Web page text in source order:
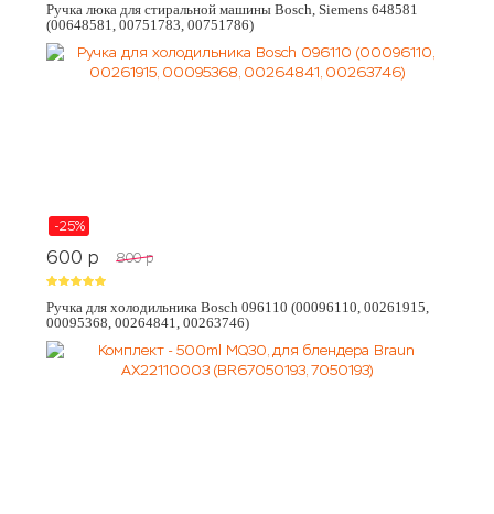
Ручка люка для стиральной машины Bosch, Siemens 648581
(00648581, 00751783, 00751786)
-25%
600 p 800 p
Ручка для холодильника Bosch 096110 (00096110, 00261915,
00095368, 00264841, 00263746)